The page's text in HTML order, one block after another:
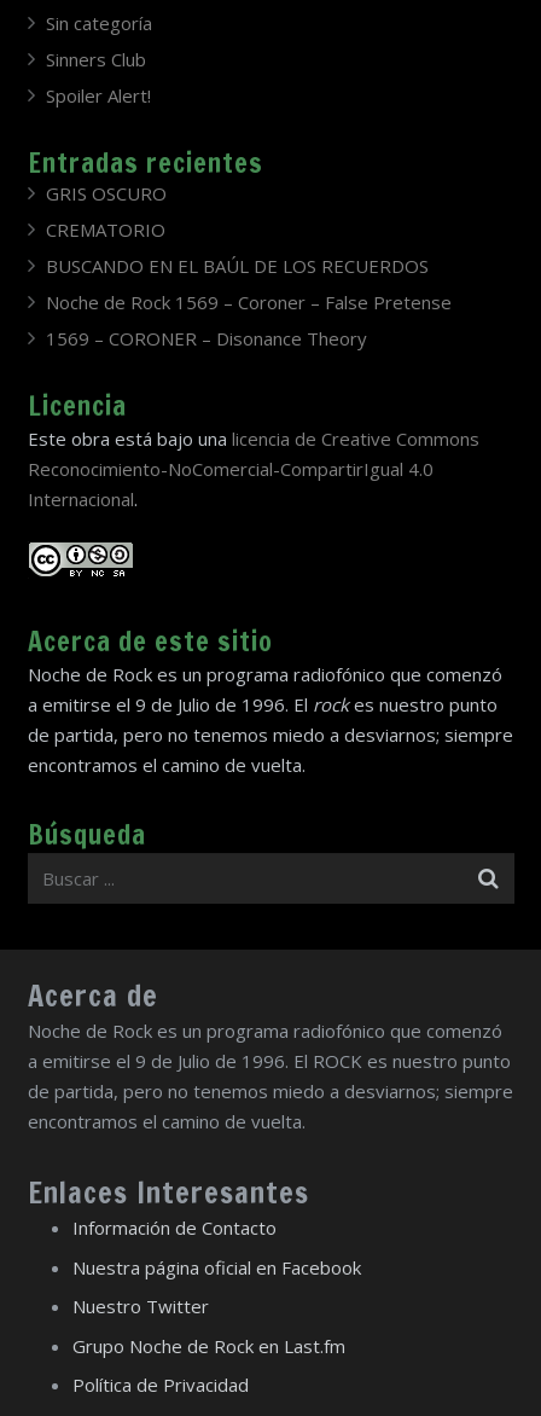
Sin categoría
Sinners Club
Spoiler Alert!
Entradas recientes
GRIS OSCURO
CREMATORIO
BUSCANDO EN EL BAÚL DE LOS RECUERDOS
Noche de Rock 1569 – Coroner – False Pretense
1569 – CORONER – Disonance Theory
Licencia
Este obra está bajo una licencia de Creative Commons
Reconocimiento-NoComercial-CompartirIgual 4.0
Internacional.
Acerca de este sitio
Noche de Rock es un programa radiofónico que comenzó
a emitirse el 9 de Julio de 1996. El rockes nuestro punto
de partida, pero no tenemos miedo a desviarnos; siempre
encontramos el camino de vuelta.
Búsqueda
Acerca de
Noche de Rock es un programa radiofónico que comenzó
a emitirse el 9 de Julio de 1996. El ROCK es nuestro punto
de partida, pero no tenemos miedo a desviarnos; siempre
encontramos el camino de vuelta.
Enlaces Interesantes
Información de Contacto
Nuestra página oficial en Facebook
Nuestro Twitter
Grupo Noche de Rock en Last.fm
Política de Privacidad